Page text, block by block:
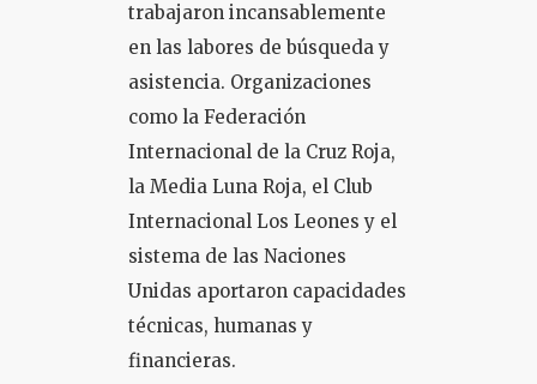
trabajaron incansablemente
en las labores de búsqueda y
asistencia. Organizaciones
como la Federación
Internacional de la Cruz Roja,
la Media Luna Roja, el Club
Internacional Los Leones y el
sistema de las Naciones
Unidas aportaron capacidades
técnicas, humanas y
financieras.